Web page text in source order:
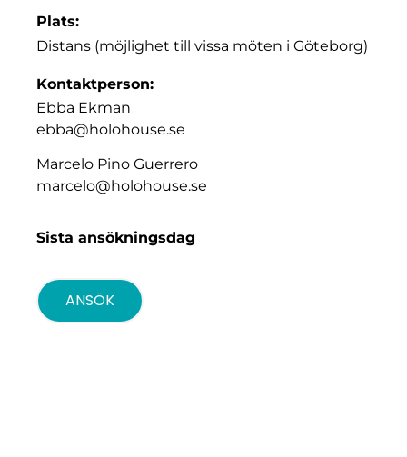
Plats:
Distans (möjlighet till vissa möten i Göteborg)
Kontaktperson:
Ebba Ekman
ebba@holohouse.se
Marcelo Pino Guerrero
marcelo@holohouse.se
Sista ansökningsdag
ANSÖK